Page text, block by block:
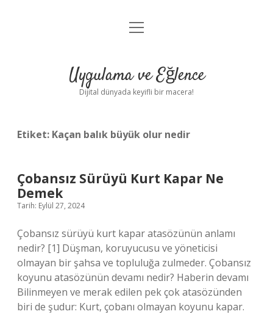
Anasayfa
Yasal Uyarı
menüyü
Uygulama ve Eğlence
Dijital dünyada keyifli bir macera!
Etiket: Kaçan balık büyük olur nedir
Çobansız Sürüyü Kurt Kapar Ne
Demek
Tarih: Eylül 27, 2024
Çobansız sürüyü kurt kapar atasözünün anlamı
nedir? [1] Düşman, koruyucusu ve yöneticisi
olmayan bir şahsa ve topluluğa zulmeder. Çobansız
koyunu atasözünün devamı nedir? Haberin devamı
Bilinmeyen ve merak edilen pek çok atasözünden
biri de şudur: Kurt, çobanı olmayan koyunu kapar.